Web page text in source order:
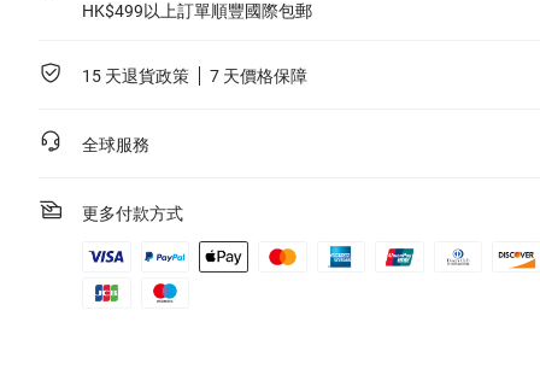
非Insta360正式發布的產品、合作項目或聯名產品不包括在內。
HK$499以上訂單順豐國際包郵
15 天退貨政策 7 天價格保障
全球服務
更多付款方式